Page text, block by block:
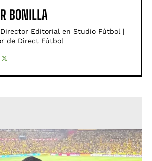
BONILLA
Editorial en Studio Fútbol |
de Direct Fútbol